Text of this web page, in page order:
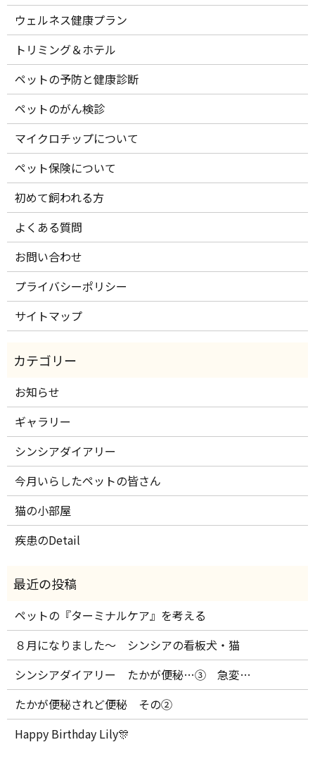
ウェルネス健康プラン
トリミング＆ホテル
ペットの予防と健康診断
ペットのがん検診
マイクロチップについて
ペット保険について
初めて飼われる方
よくある質問
お問い合わせ
プライバシーポリシー
サイトマップ
お知らせ
ギャラリー
シンシアダイアリー
今月いらしたペットの皆さん
猫の小部屋
疾患のDetail
ペットの『ターミナルケア』を考える
８月になりました～ シンシアの看板犬・猫
シンシアダイアリー たかが便秘…③ 急変…
たかが便秘されど便秘 その②
Happy Birthday Lily🎊